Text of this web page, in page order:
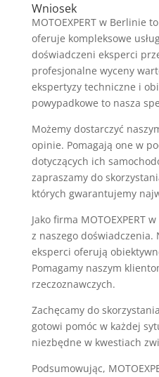
Wniosek
MOTOEXPERT w Berlinie
oferuje kompleksowe
doświadczeni eksperci
profesjonalne wyceny
ekspertyzy techniczne i
powypadkowe to nasza
Możemy dostarczyć
opinie. Pomagają one w
dotyczących ich
zapraszamy do
których gwarantujemy
Jako firma MOTOEXPERT
z naszego doświadczenia.
eksperci oferują
Pomagamy naszym
rzeczoznawczych.
Zachęcamy do
gotowi pomóc w każdej
niezbędne w kwestiach
Podsumowując,